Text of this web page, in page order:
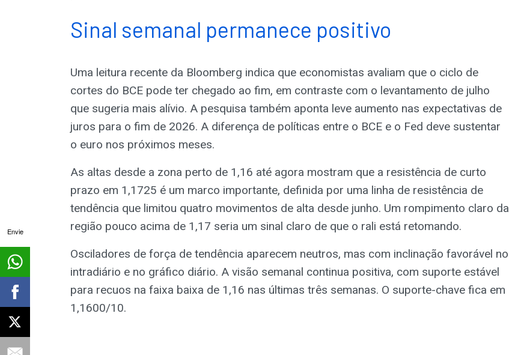
Sinal semanal permanece positivo
Uma leitura recente da Bloomberg indica que economistas avaliam que o ciclo de
cortes do BCE pode ter chegado ao fim, em contraste com o levantamento de julho
que sugeria mais alívio. A pesquisa também aponta leve aumento nas expectativas de
juros para o fim de 2026. A diferença de políticas entre o BCE e o Fed deve sustentar
o euro nos próximos meses.
As altas desde a zona perto de 1,16 até agora mostram que a resistência de curto
prazo em 1,1725 é um marco importante, definida por uma linha de resistência de
tendência que limitou quatro movimentos de alta desde junho. Um rompimento claro da
região pouco acima de 1,17 seria um sinal claro de que o rali está retomando.
Osciladores de força de tendência aparecem neutros, mas com inclinação favorável no
intradiário e no gráfico diário. A visão semanal continua positiva, com suporte estável
para recuos na faixa baixa de 1,16 nas últimas três semanas. O suporte-chave fica em
1,1600/10.
Envie